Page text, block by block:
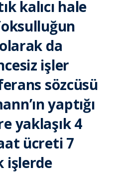
kalıcı hale
da
işler
sözcüsü
yaptığı
yaklaşık 4
ücreti 7
işlerde